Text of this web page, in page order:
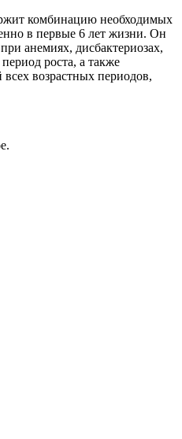
комбинацию необходимых
в первые 6 лет жизни. Он
анемиях, дисбактериозах,
роста, а также
возрастных периодов,